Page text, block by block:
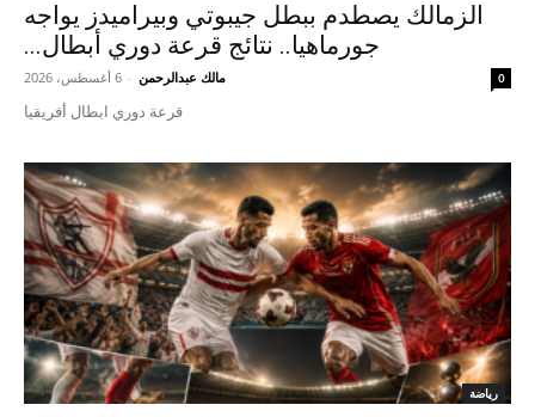
الزمالك يصطدم ببطل جيبوتي وبيراميدز يواجه
جورماهيا.. نتائج قرعة دوري أبطال...
مالك عبدالرحمن - 6 أغسطس، 2026 0
قرعة دوري ابطال أفريقيا
رياضة